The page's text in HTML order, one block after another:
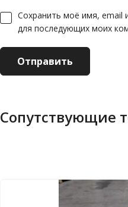
Сохранить моё имя, email
для последующих моих
Сопутствующие